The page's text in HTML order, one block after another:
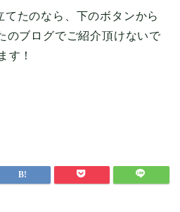
てたのなら、下のボタンから
のブログでご紹介頂けないで
す！